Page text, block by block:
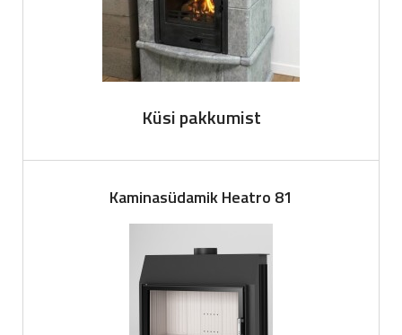
Küsi pakkumist
Kaminasüdamik Heatro 81